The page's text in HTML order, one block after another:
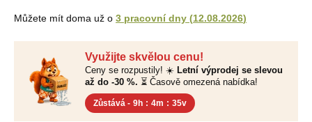
Využijte skvělou cenu!
Ceny se rozpustily! ☀️ Letní výprodej se slevou
až do -30 %. ⏳ Časově omezená nabídka!
Zůstává - 9h : 4m : 34v
Můžete mít doma už o 3 pracovní dny (12.08.2026)